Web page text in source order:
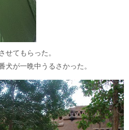
せてもらった。
が一晩中うるさかった。